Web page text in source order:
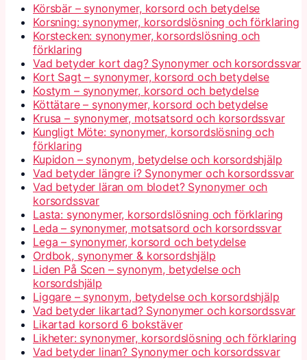
Körsbär – synonymer, korsord och betydelse
Korsning: synonymer, korsordslösning och förklaring
Korstecken: synonymer, korsordslösning och
förklaring
Vad betyder kort dag? Synonymer och korsordssvar
Kort Sagt – synonymer, korsord och betydelse
Kostym – synonymer, korsord och betydelse
Köttätare – synonymer, korsord och betydelse
Krusa – synonymer, motsatsord och korsordssvar
Kungligt Möte: synonymer, korsordslösning och
förklaring
Kupidon – synonym, betydelse och korsordshjälp
Vad betyder längre i? Synonymer och korsordssvar
Vad betyder läran om blodet? Synonymer och
korsordssvar
Lasta: synonymer, korsordslösning och förklaring
Leda – synonymer, motsatsord och korsordssvar
Lega – synonymer, korsord och betydelse
Ordbok, synonymer & korsordshjälp
Liden På Scen – synonym, betydelse och
korsordshjälp
Liggare – synonym, betydelse och korsordshjälp
Vad betyder likartad? Synonymer och korsordssvar
Likartad korsord 6 bokstäver
Likheter: synonymer, korsordslösning och förklaring
Vad betyder linan? Synonymer och korsordssvar